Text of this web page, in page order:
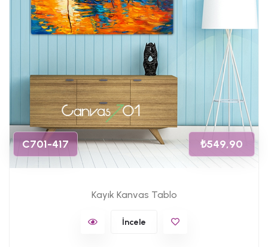
C701-417 ₺549,90
Kayık Kanvas Tablo
İncele